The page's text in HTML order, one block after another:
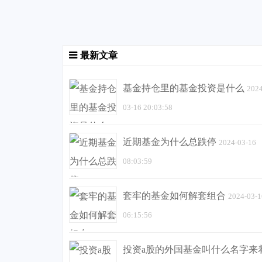
最新文章
基金持仓里的基金投资是什么
03-16 20:03:58
近期基金为什么总跌停 2024-03-16
08:03:59
套牢的基金如何解套组合 2024-03-
06:15:56
投资a股的外国基金叫什么名字来